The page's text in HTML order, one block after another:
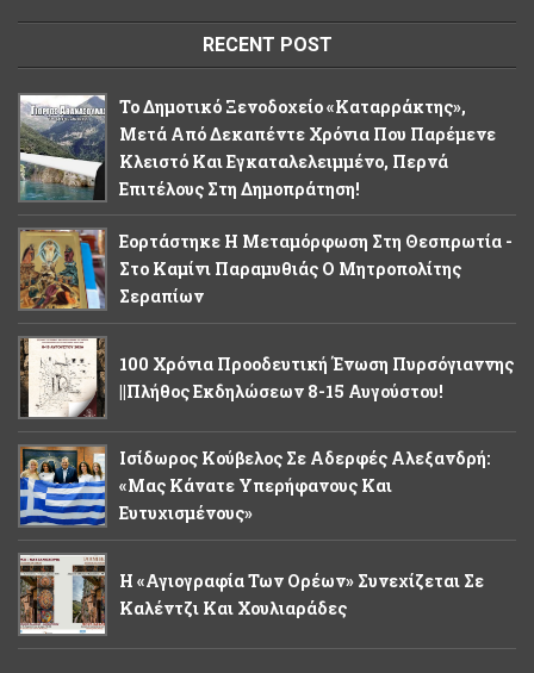
RECENT POST
Το Δημοτικό Ξενοδοχείο «Καταρράκτης»,
Μετά Από Δεκαπέντε Χρόνια Που Παρέμενε
Κλειστό Και Εγκαταλελειμμένο, Περνά
Επιτέλους Στη Δημοπράτηση!
Εορτάστηκε Η Μεταμόρφωση Στη Θεσπρωτία -
Στο Καμίνι Παραμυθιάς Ο Μητροπολίτης
Σεραπίων
100 Χρόνια Προοδευτική Ένωση Πυρσόγιαννης
||Πλήθος Εκδηλώσεων 8-15 Αυγούστου!
Ισίδωρος Κούβελος Σε Αδερφές Αλεξανδρή:
«Μας Κάνατε Υπερήφανους Και
Ευτυχισμένους»
Η «Αγιογραφία Των Ορέων» Συνεχίζεται Σε
Καλέντζι Και Χουλιαράδες